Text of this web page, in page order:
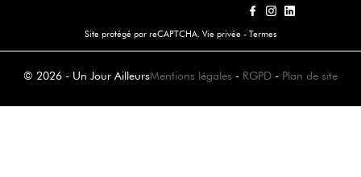
Site protégé par reCAPTCHA. Vie privée - Termes
© 2026 - Un Jour AilleursMentions légales - RGPD - Plan de site